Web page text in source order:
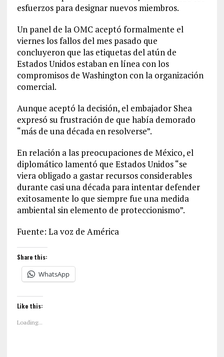
esfuerzos para designar nuevos miembros.
Un panel de la OMC aceptó formalmente el
viernes los fallos del mes pasado que
concluyeron que las etiquetas del atún de
Estados Unidos estaban en línea con los
compromisos de Washington con la organización
comercial.
Aunque aceptó la decisión, el embajador Shea
expresó su frustración de que había demorado
“más de una década en resolverse”.
En relación a las preocupaciones de México, el
diplomático lamentó que Estados Unidos “se
viera obligado a gastar recursos considerables
durante casi una década para intentar defender
exitosamente lo que siempre fue una medida
ambiental sin elemento de proteccionismo”.
Fuente: La voz de América
Share this:
WhatsApp
Like this:
Loading...